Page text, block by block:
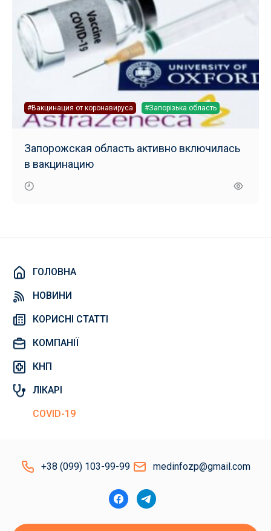
#Вакцинация от коронавируса #Запорізька область
Запорожская область активно включилась
в вакцинацию
ГОЛОВНА
НОВИНИ
КОРИСНІ СТАТТІ
КОМПАНІЇ
КНП
ЛІКАРІ
COVID-19
+38 (099) 103-99-99 medinfozp@gmail.com